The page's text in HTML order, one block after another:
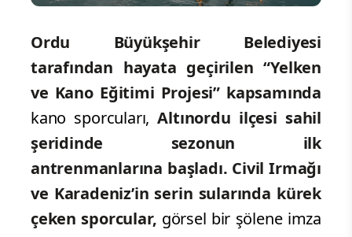
Ordu Büyükşehir Belediyesi
tarafından hayata geçirilen “Yelken
ve Kano Eğitimi Projesi” kapsamında
kano sporcuları, Altınordu ilçesi sahil
şeridinde sezonun ilk
antrenmanlarına başladı. Civil Irmağı
ve Karadeniz’in serin sularında kürek
çeken sporcular, görsel bir şölene imza